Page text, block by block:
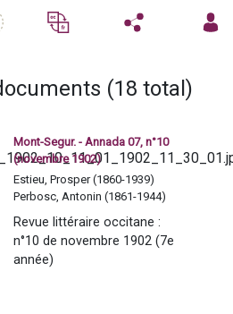
(18 total)
Mont-Segur. - Annada 07, n°10
(novembre 1902)
Estieu, Prosper (1860-1939)
Perbosc, Antonin (1861-1944)
Revue littéraire occitane :
n°10 de novembre 1902 (7e
année)